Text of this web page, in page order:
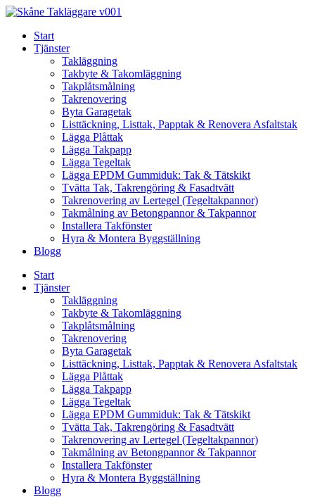
Skip
contentStart
Tjänster
Takläggning
Takbyte & Takomläggning
Takplåtsmålning
Takrenovering
Byta Garagetak
Listtäckning, Listtak, Papptak & Renovera Asfaltstak
Lägga Plåttak
Lägga Takpapp
Lägga Tegeltak
Lägga EPDM Gummiduk: Tak & Tätskikt
Tvätta Tak, Takrengöring & Fasadtvätt
Takrenovering av Lertegel (Tegeltakpannor)
Takmålning av Betongpannor & Takpannor
Installera Takfönster
Hyra & Montera Byggställning
Blogg
Start
Tjänster
Takläggning
Takbyte & Takomläggning
Takplåtsmålning
Takrenovering
Byta Garagetak
Listtäckning, Listtak, Papptak & Renovera Asfaltstak
Lägga Plåttak
Lägga Takpapp
Lägga Tegeltak
Lägga EPDM Gummiduk: Tak & Tätskikt
Tvätta Tak, Takrengöring & Fasadtvätt
Takrenovering av Lertegel (Tegeltakpannor)
Takmålning av Betongpannor & Takpannor
Installera Takfönster
Hyra & Montera Byggställning
Blogg